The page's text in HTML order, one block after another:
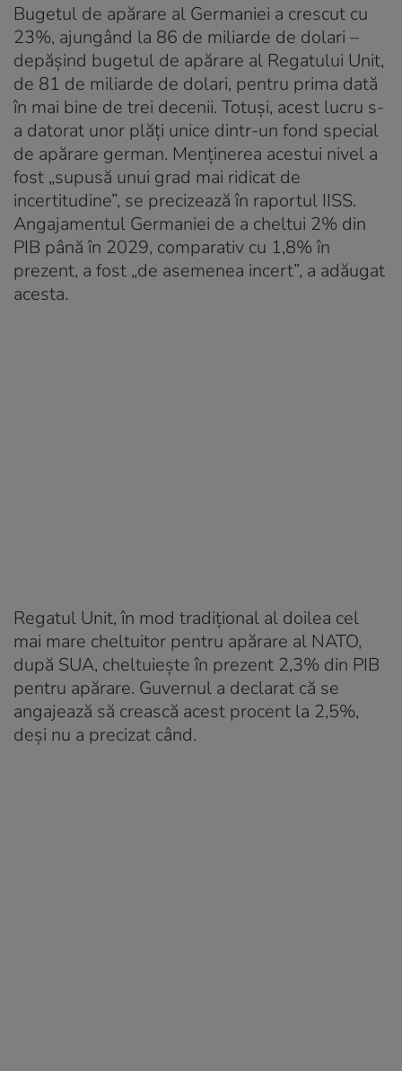
Bugetul de apărare al Germaniei a crescut cu
23%, ajungând la 86 de miliarde de dolari –
depășind bugetul de apărare al Regatului Unit,
de 81 de miliarde de dolari, pentru prima dată
în mai bine de trei decenii. Totuși, acest lucru s-
a datorat unor plăți unice dintr-un fond special
de apărare german. Menținerea acestui nivel a
fost „supusă unui grad mai ridicat de
incertitudine”, se precizează în raportul IISS.
Angajamentul Germaniei de a cheltui 2% din
PIB până în 2029, comparativ cu 1,8% în
prezent, a fost „de asemenea incert”, a adăugat
acesta.
Regatul Unit, în mod tradițional al doilea cel
mai mare cheltuitor pentru apărare al NATO,
după SUA, cheltuiește în prezent 2,3% din PIB
pentru apărare. Guvernul a declarat că se
angajează să crească acest procent la 2,5%,
deși nu a precizat când.